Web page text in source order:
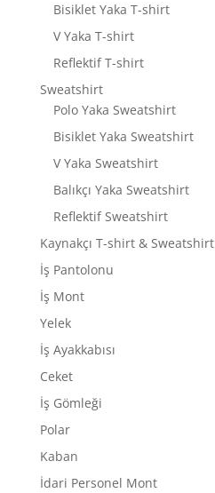
Bisiklet Yaka T-shirt
V Yaka T-shirt
Reflektif T-shirt
Sweatshirt
Polo Yaka Sweatshirt
Bisiklet Yaka Sweatshirt
V Yaka Sweatshirt
Balıkçı Yaka Sweatshirt
Reflektif Sweatshirt
Kaynakçı T-shirt & Sweatshirt
İş Pantolonu
İş Mont
Yelek
İş Ayakkabısı
Ceket
İş Gömleği
Polar
Kaban
İdari Personel Mont